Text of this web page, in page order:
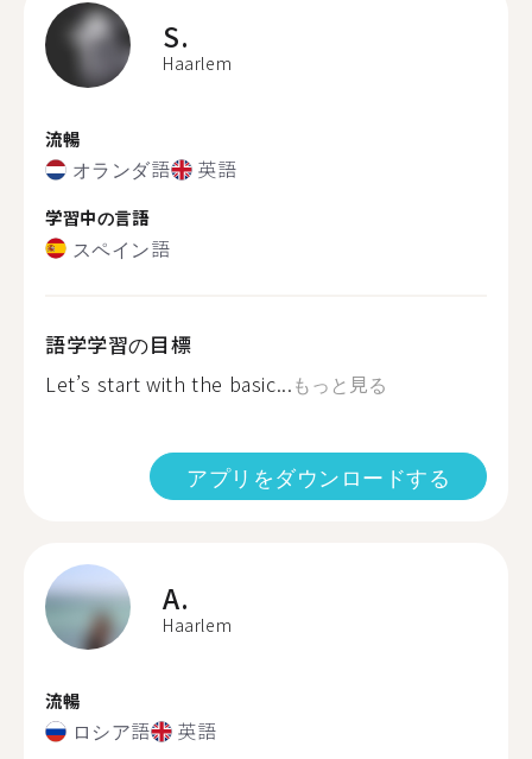
S.
Haarlem
流暢
オランダ語 英語
学習中の言語
スペイン語
語学学習の目標
Let’s start with the basic...もっと見る
アプリをダウンロードする
A.
Haarlem
流暢
ロシア語 英語